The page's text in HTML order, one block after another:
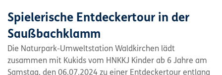
Spielerische Entdeckertour in der
Saußbachklamm
Die Naturpark-Umweltstation Waldkirchen lädt
zusammen mit Kukids vom HNKKJ Kinder ab 6 Jahre am
Samstag, den 06.07.2024 zu einer Entdeckertour entlang